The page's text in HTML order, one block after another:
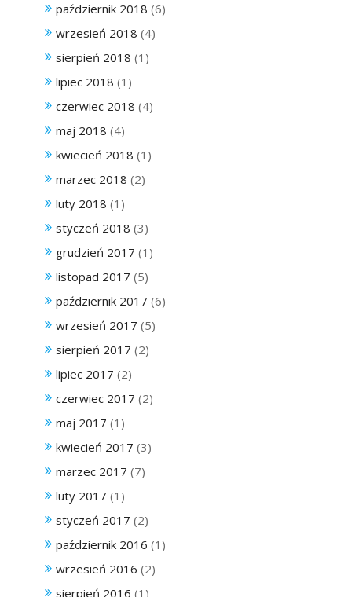
październik 2018 (6)
wrzesień 2018 (4)
sierpień 2018 (1)
lipiec 2018 (1)
czerwiec 2018 (4)
maj 2018 (4)
kwiecień 2018 (1)
marzec 2018 (2)
luty 2018 (1)
styczeń 2018 (3)
grudzień 2017 (1)
listopad 2017 (5)
październik 2017 (6)
wrzesień 2017 (5)
sierpień 2017 (2)
lipiec 2017 (2)
czerwiec 2017 (2)
maj 2017 (1)
kwiecień 2017 (3)
marzec 2017 (7)
luty 2017 (1)
styczeń 2017 (2)
październik 2016 (1)
wrzesień 2016 (2)
sierpień 2016 (1)